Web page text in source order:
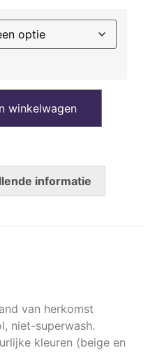
winkelwagen
informatie
van herkomst
niet-superwash.
kleuren (beige en